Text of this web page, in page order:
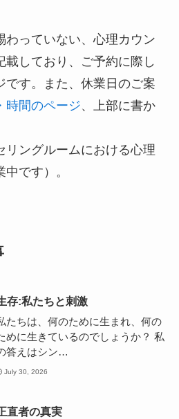
わっていない、心理カウン
載しており、ご予約に際し
です。また、休業日のご案
時間のページ、上部に書か
リングルームにおける心理
です）。
存:私たちと刺激
たちは、何のために生まれ、何の
めに生きているのでしょうか？ 私
答えはシン…
July 30, 2026
直者の真実